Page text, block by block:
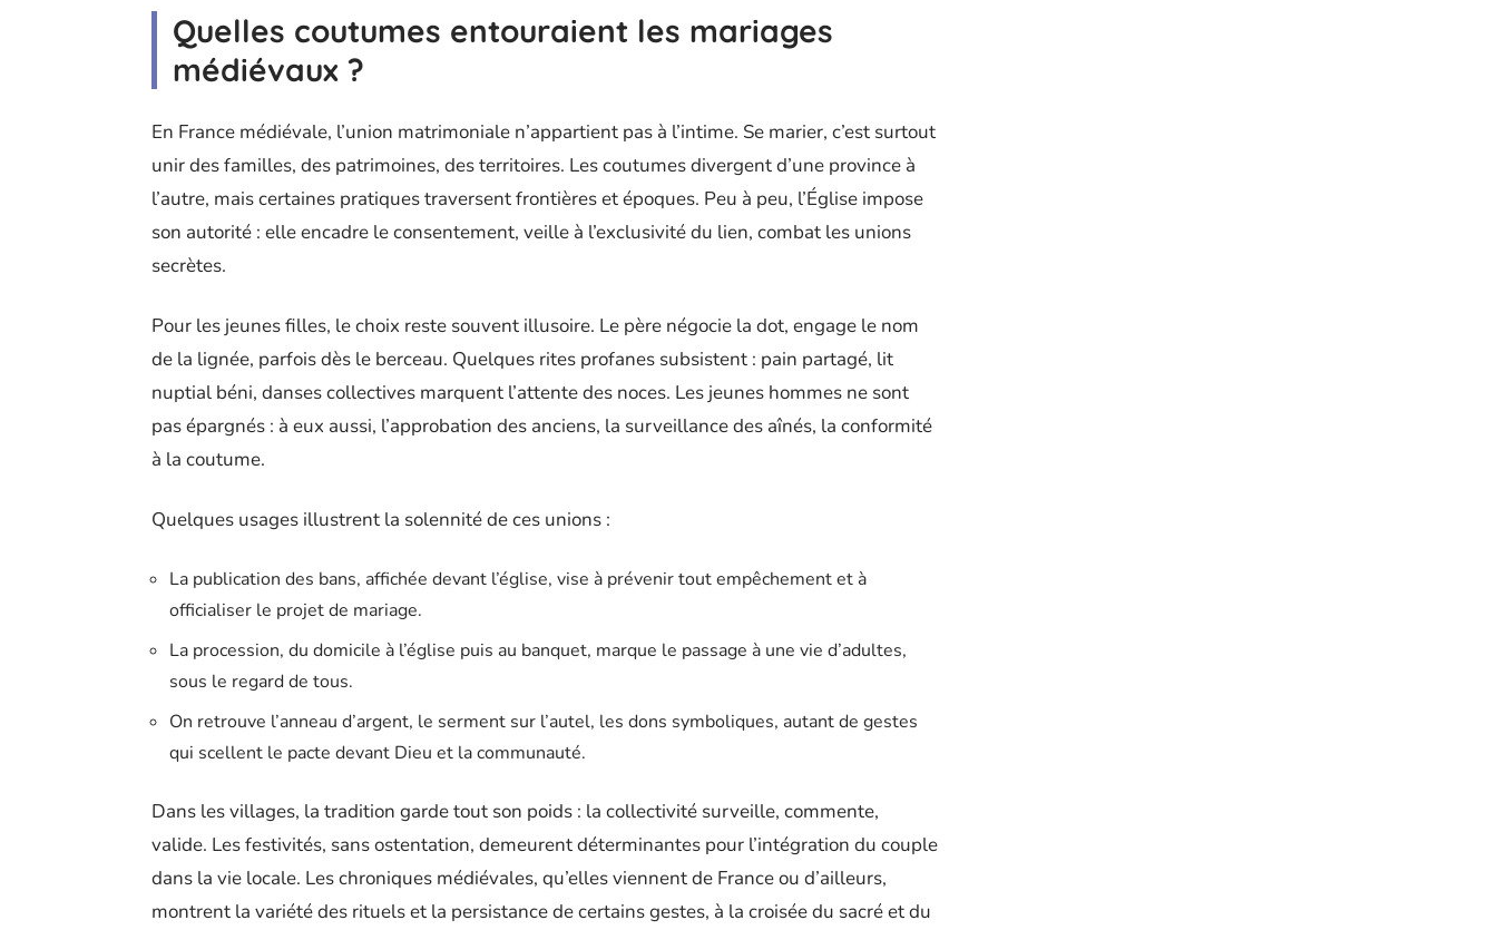
Quelles coutumes entouraient les mariages
médiévaux ?
En France médiévale, l’union matrimoniale n’appartient pas à l’intime. Se marier, c’est surtout
unir des familles, des patrimoines, des territoires. Les coutumes divergent d’une province à
l’autre, mais certaines pratiques traversent frontières et époques. Peu à peu, l’Église impose
son autorité : elle encadre le consentement, veille à l’exclusivité du lien, combat les unions
secrètes.
Pour les jeunes filles, le choix reste souvent illusoire. Le père négocie la dot, engage le nom
de la lignée, parfois dès le berceau. Quelques rites profanes subsistent : pain partagé, lit
nuptial béni, danses collectives marquent l’attente des noces. Les jeunes hommes ne sont
pas épargnés : à eux aussi, l’approbation des anciens, la surveillance des aînés, la conformité
à la coutume.
Quelques usages illustrent la solennité de ces unions :
La publication des bans, affichée devant l’église, vise à prévenir tout empêchement et à
officialiser le projet de mariage.
La procession, du domicile à l’église puis au banquet, marque le passage à une vie d’adultes,
sous le regard de tous.
On retrouve l’anneau d’argent, le serment sur l’autel, les dons symboliques, autant de gestes
qui scellent le pacte devant Dieu et la communauté.
Dans les villages, la tradition garde tout son poids : la collectivité surveille, commente,
valide. Les festivités, sans ostentation, demeurent déterminantes pour l’intégration du couple
dans la vie locale. Les chroniques médiévales, qu’elles viennent de France ou d’ailleurs,
montrent la variété des rituels et la persistance de certains gestes, à la croisée du sacré et du